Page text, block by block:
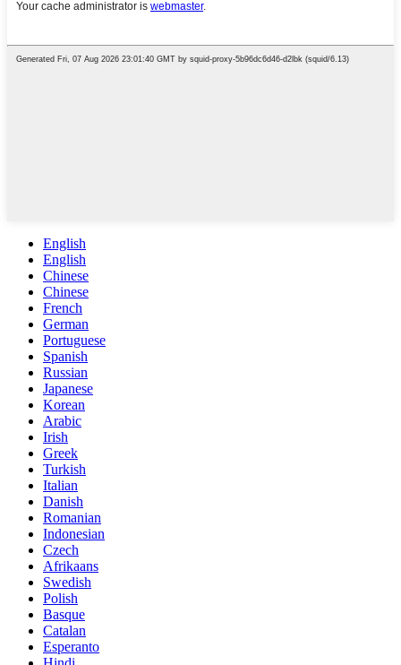
English
English
Chinese
Chinese
French
German
Portuguese
Spanish
Russian
Japanese
Korean
Arabic
Irish
Greek
Turkish
Italian
Danish
Romanian
Indonesian
Czech
Afrikaans
Swedish
Polish
Basque
Catalan
Esperanto